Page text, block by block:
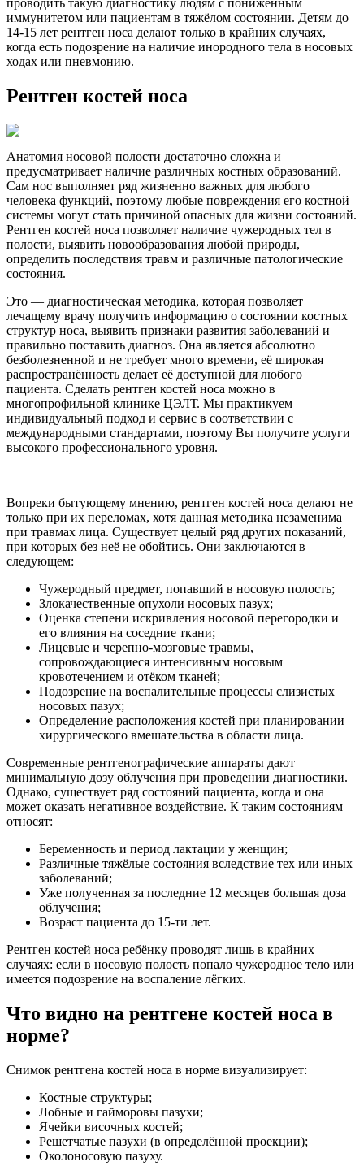
проводить такую диагностику людям с пониженным
иммунитетом или пациентам в тяжёлом состоянии. Детям до
14-15 лет рентген носа делают только в крайних случаях,
когда есть подозрение на наличие инородного тела в носовых
ходах или пневмонию.
Рентген костей носа
Анатомия носовой полости достаточно сложна и
предусматривает наличие различных костных образований.
Сам нос выполняет ряд жизненно важных для любого
человека функций, поэтому любые повреждения его костной
системы могут стать причиной опасных для жизни состояний.
Рентген костей носа позволяет наличие чужеродных тел в
полости, выявить новообразования любой природы,
определить последствия травм и различные патологические
состояния.
Это — диагностическая методика, которая позволяет
лечащему врачу получить информацию о состоянии костных
структур носа, выявить признаки развития заболеваний и
правильно поставить диагноз. Она является абсолютно
безболезненной и не требует много времени, её широкая
распространённость делает её доступной для любого
пациента. Сделать рентген костей носа можно в
многопрофильной клинике ЦЭЛТ. Мы практикуем
индивидуальный подход и сервис в соответствии с
международными стандартами, поэтому Вы получите услуги
высокого профессионального уровня.
Вопреки бытующему мнению, рентген костей носа делают не
только при их переломах, хотя данная методика незаменима
при травмах лица. Существует целый ряд других показаний,
при которых без неё не обойтись. Они заключаются в
следующем:
Чужеродный предмет, попавший в носовую полость;
Злокачественные опухоли носовых пазух;
Оценка степени искривления носовой перегородки и
его влияния на соседние ткани;
Лицевые и черепно-мозговые травмы,
сопровождающиеся интенсивным носовым
кровотечением и отёком тканей;
Подозрение на воспалительные процессы слизистых
носовых пазух;
Определение расположения костей при планировании
хирургического вмешательства в области лица.
Современные рентгенографические аппараты дают
минимальную дозу облучения при проведении диагностики.
Однако, существует ряд состояний пациента, когда и она
может оказать негативное воздействие. К таким состояниям
относят:
Беременность и период лактации у женщин;
Различные тяжёлые состояния вследствие тех или иных
заболеваний;
Уже полученная за последние 12 месяцев большая доза
облучения;
Возраст пациента до 15-ти лет.
Рентген костей носа ребёнку проводят лишь в крайних
случаях: если в носовую полость попало чужеродное тело или
имеется подозрение на воспаление лёгких.
Что видно на рентгене костей носа в
норме?
Снимок рентгена костей носа в норме визуализирует:
Костные структуры;
Лобные и гайморовы пазухи;
Ячейки височных костей;
Решетчатые пазухи (в определённой проекции);
Околоносовую пазуху.